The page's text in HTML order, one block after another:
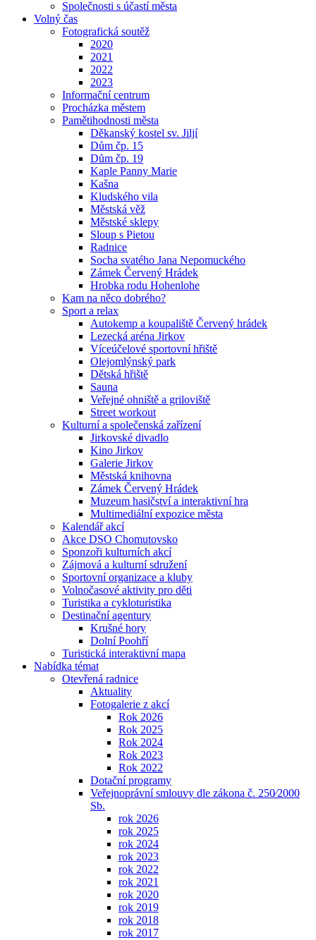
Společnosti s účastí města
Volný čas
Fotografická soutěž
2020
2021
2022
2023
Informační centrum
Procházka městem
Pamětihodnosti města
Děkanský kostel sv. Jiljí
Dům čp. 15
Dům čp. 19
Kaple Panny Marie
Kašna
Kludského vila
Městská věž
Městské sklepy
Sloup s Pietou
Radnice
Socha svatého Jana Nepomuckého
Zámek Červený Hrádek
Hrobka rodu Hohenlohe
Kam na něco dobrého?
Sport a relax
Autokemp a koupaliště Červený hrádek
Lezecká aréna Jirkov
Víceúčelové sportovní hřiště
Olejomlýnský park
Dětská hřiště
Sauna
Veřejné ohniště a griloviště
Street workout
Kulturní a společenská zařízení
Jirkovské divadlo
Kino Jirkov
Galerie Jirkov
Městská knihovna
Zámek Červený Hrádek
Muzeum hasičství a interaktivní hra
Multimediální expozice města
Kalendář akcí
Akce DSO Chomutovsko
Sponzoři kulturních akcí
Zájmová a kulturní sdružení
Sportovní organizace a kluby
Volnočasové aktivity pro děti
Turistika a cykloturistika
Destinační agentury
Krušné hory
Dolní Poohří
Turistická interaktivní mapa
Nabídka témat
Otevřená radnice
Aktuality
Fotogalerie z akcí
Rok 2026
Rok 2025
Rok 2024
Rok 2023
Rok 2022
Dotační programy
Veřejnoprávní smlouvy dle zákona č. 250⁄2000
Sb.
rok 2026
rok 2025
rok 2024
rok 2023
rok 2022
rok 2021
rok 2020
rok 2019
rok 2018
rok 2017